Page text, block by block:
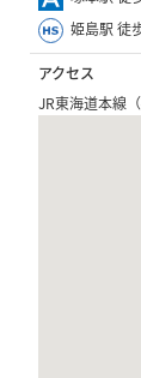
姫島駅 徒
アクセス
JR東海道本線